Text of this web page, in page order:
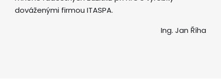
dováženými firmou ITASPA.
Ing. Jan Říha